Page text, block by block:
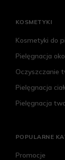
KOSMETYKI
Kosmetyki do
Pielęgnacja
Oczyszczanie
Pielęgnacja
Pielęgnacja
POPULARNE
Promocje